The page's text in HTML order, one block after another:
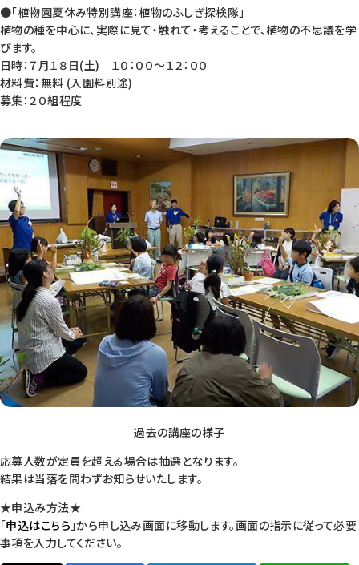
●「植物園夏休み特別講座：植物のふしぎ探検隊」
植物の種を中心に、実際に見て・触れて・考えることで、植物の不思議を学
びます。
日時：７月１８日(土) １０：００～１２：００
材料費：無料 (入園料別途)
募集：２０組程度
過去の講座の様子
応募人数が定員を超える場合は抽選となります。
結果は当落を問わずお知らせいたします。
★申込み方法★
「申込はこちら」から申し込み画面に移動します。画面の指示に従って必要
事項を入力してください。